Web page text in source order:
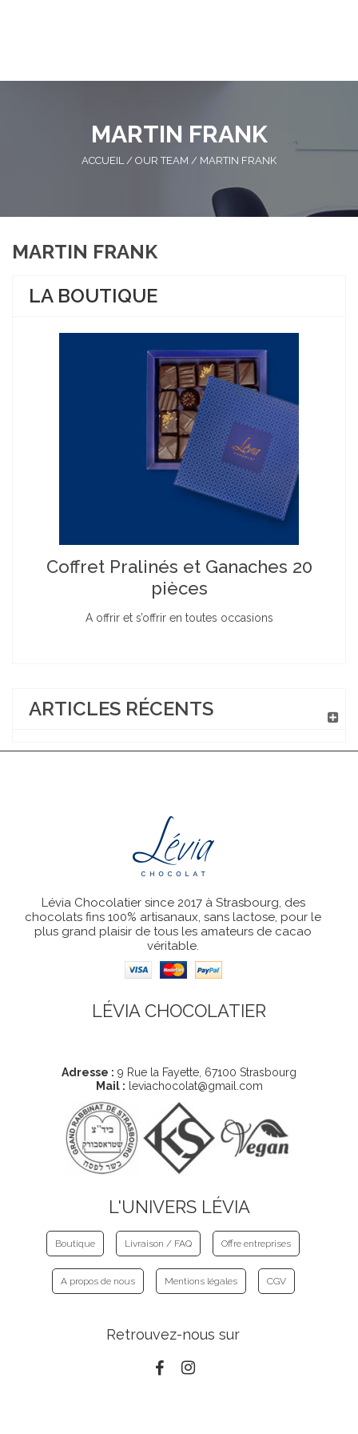
MARTIN FRANK
ACCUEIL / OUR TEAM / MARTIN FRANK
MARTIN FRANK
LA BOUTIQUE
Coffret Pralinés et Ganaches 20
pièces
A offrir et s’offrir en toutes occasions
ARTICLES RÉCENTS
Lévia Chocolatier since 2017 à Strasbourg, des
chocolats fins 100% artisanaux, sans lactose, pour le
plus grand plaisir de tous les amateurs de cacao
véritable.
LÉVIA CHOCOLATIER
Adresse : 9 Rue la Fayette, 67100 Strasbourg
Mail : leviachocolat@gmail.com
L'UNIVERS LÉVIA
Boutique Livraison / FAQ Offre entreprises
A propos de nous Mentions légales CGV
Retrouvez-nous sur